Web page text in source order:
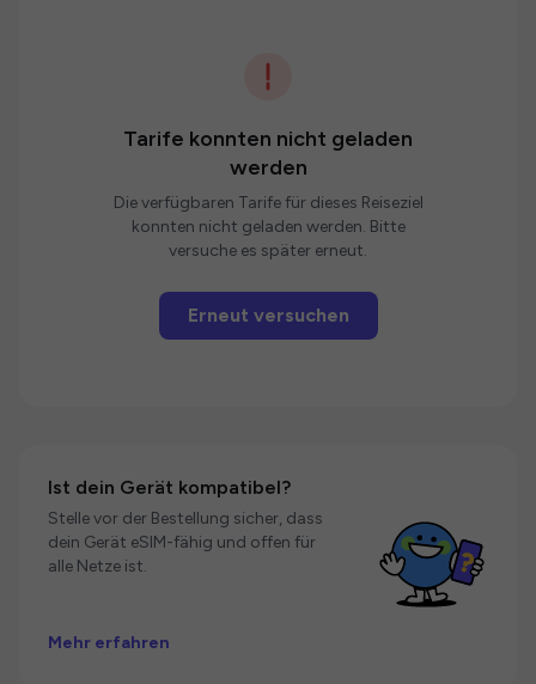
Tarife konnten nicht geladen
werden
Die verfügbaren Tarife für dieses Reiseziel
konnten nicht geladen werden. Bitte
versuche es später erneut.
Erneut versuchen
Ist dein Gerät kompatibel?
Stelle vor der Bestellung sicher, dass
dein Gerät eSIM-fähig und offen für
alle Netze ist.
Mehr erfahren